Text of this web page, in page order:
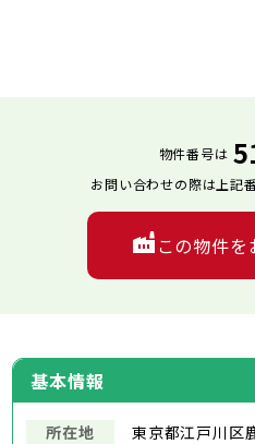
基本情報
所在地
東京都江戸川区
物件番号は
お問い合わせの際は上記
この物件